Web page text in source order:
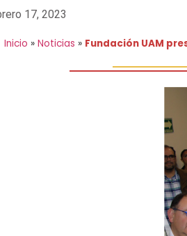
17, 2023
Inicio » Noticias » Fundación UAM